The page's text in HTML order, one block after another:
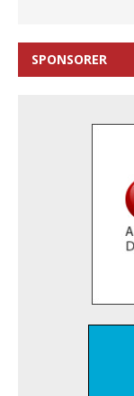
SPONSORER